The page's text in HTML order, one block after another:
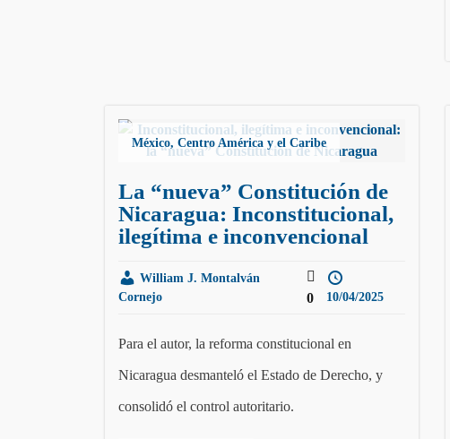
México, Centro América y el Caribe
La “nueva” Constitución de
Nicaragua: Inconstitucional,
ilegítima e inconvencional
William J. Montalván
Cornejo
0 10/04/2025
Para el autor, la reforma constitucional en
Nicaragua desmanteló el Estado de Derecho, y
consolidó el control autoritario.